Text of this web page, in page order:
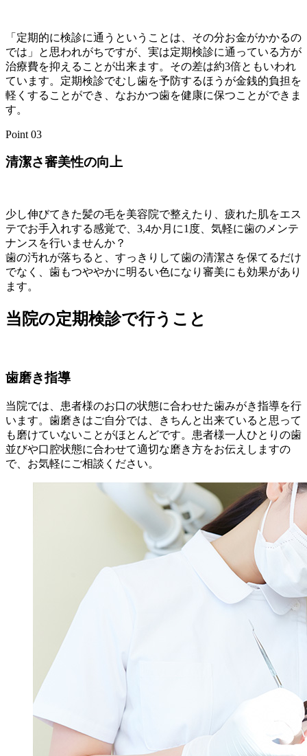
「定期的に検診に通うということは、その分お金がかかるの
では」と思われがちですが、実は定期検診に通っている方が
治療費を抑えることが出来ます。その差は約3倍ともいわれ
ています。定期検診でむし歯を予防するほうが金銭的負担を
軽くすることができ、なおかつ歯を健康に保つことができま
す。
Point 03
清潔さ審美性の向上
少し伸びてきた髪の毛を美容院で整えたり、疲れた肌をエス
テでお手入れする感覚で、3,4か月に1度、気軽に歯のメンテ
ナンスを行いませんか？
歯の汚れが落ちると、すっきりして歯の清潔さを保てるだけ
でなく、歯もつややかに明るい色になり審美にも効果があり
ます。
当院の定期検診で行うこと
歯磨き指導
当院では、患者様のお口の状態に合わせた歯みがき指導を行
います。歯磨きはご自分では、きちんと出来ていると思って
も磨けていないことがほとんどです。患者様一人ひとりの歯
並びや口腔状態に合わせて適切な磨き方をお伝えしますの
で、お気軽にご相談ください。